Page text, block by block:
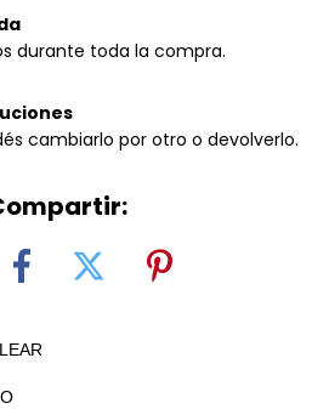
durante toda la compra.
cambiarlo por otro o devolverlo.